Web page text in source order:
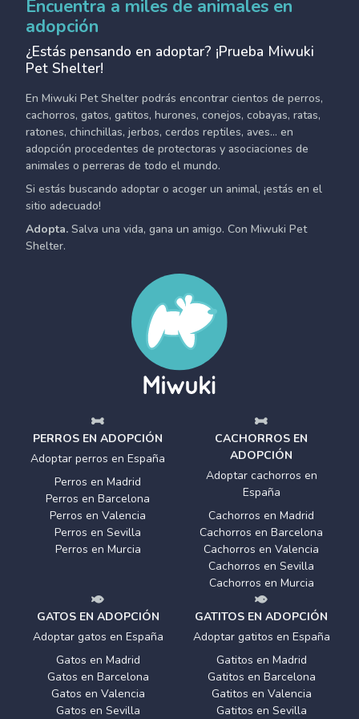
Encuentra a miles de animales en
adopción
¿Estás pensando en adoptar? ¡Prueba Miwuki
Pet Shelter!
En Miwuki Pet Shelter podrás encontrar cientos de perros,
cachorros, gatos, gatitos, hurones, conejos, cobayas, ratas,
ratones, chinchillas, jerbos, cerdos reptiles, aves... en
adopción procedentes de protectoras y asociaciones de
animales o perreras de todo el mundo.
Si estás buscando adoptar o acoger un animal, ¡estás en el
sitio adecuado!
Adopta. Salva una vida, gana un amigo. Con Miwuki Pet
Shelter.
PERROS EN ADOPCIÓN
Adoptar perros en España
Perros en Madrid
Perros en Barcelona
Perros en Valencia
Perros en Sevilla
Perros en Murcia
CACHORROS EN
ADOPCIÓN
Adoptar cachorros en
España
Cachorros en Madrid
Cachorros en Barcelona
Cachorros en Valencia
Cachorros en Sevilla
Cachorros en Murcia
GATOS EN ADOPCIÓN
Adoptar gatos en España
Gatos en Madrid
Gatos en Barcelona
Gatos en Valencia
Gatos en Sevilla
GATITOS EN ADOPCIÓN
Adoptar gatitos en España
Gatitos en Madrid
Gatitos en Barcelona
Gatitos en Valencia
Gatitos en Sevilla